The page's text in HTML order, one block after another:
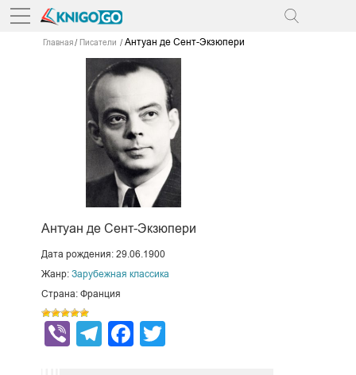
Главная Писатели Антуан де Сент-Экзюпери
Антуан де Сент-Экзюпери
Дата рождения: 29.06.1900
Жанр: Зарубежная классика
Страна: Франция
ViberTelegram
Facebook